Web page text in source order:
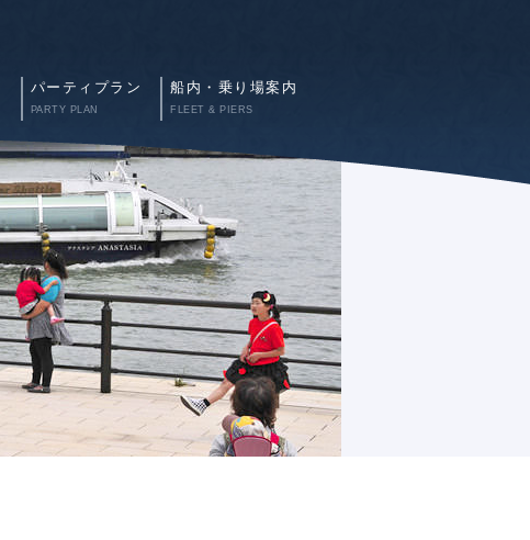
パーティプラン
PARTY PLAN
船内・乗り場案内
FLEET & PIERS